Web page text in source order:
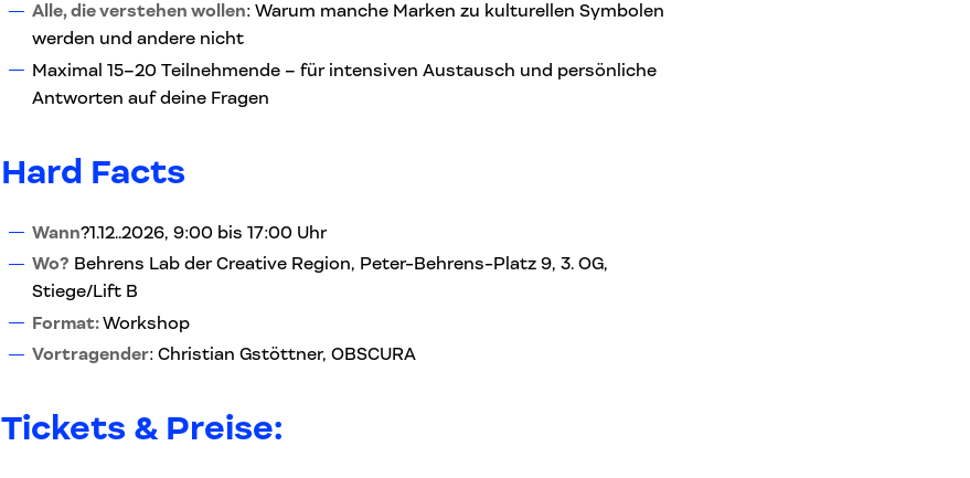
Alle, die verstehen wollen: Warum manche Marken zu kulturellen Symbolen
werden und andere nicht
Maximal 15–20 Teilnehmende – für intensiven Austausch und persönliche
Antworten auf deine Fragen
Hard Facts
Wann?1.12..2026, 9:00 bis 17:00 Uhr
Wo? Behrens Lab der Creative Region, Peter-Behrens-Platz 9, 3. OG,
Stiege/Lift B
Format:Workshop
Vortragender: Christian Gstöttner, OBSCURA
Tickets & Preise: